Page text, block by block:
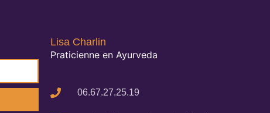
Lisa Charlin
Praticienne en Ayurveda
06.67.27.25.19